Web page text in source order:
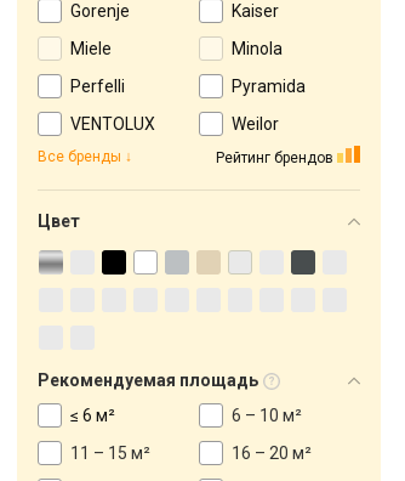
Gorenje
Kaiser
Miele
Minola
Perfelli
Pyramida
VENTOLUX
Weilor
Рейтинг брендов
Все бренды
Цвет
Рекомендуемая площадь
≤ 6 м²
6 – 10 м²
11 – 15 м²
16 – 20 м²